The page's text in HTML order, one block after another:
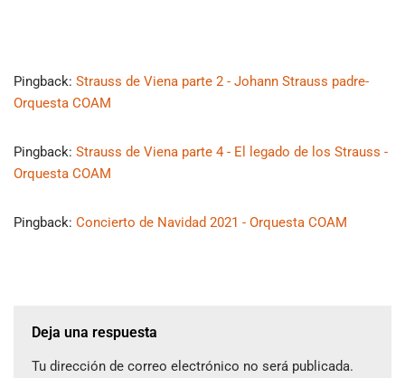
Pingback: Strauss de Viena parte 2 - Johann Strauss padre-
Orquesta COAM
Pingback: Strauss de Viena parte 4 - El legado de los Strauss -
Orquesta COAM
Pingback: Concierto de Navidad 2021 - Orquesta COAM
Deja una respuesta
Tu dirección de correo electrónico no será publicada.